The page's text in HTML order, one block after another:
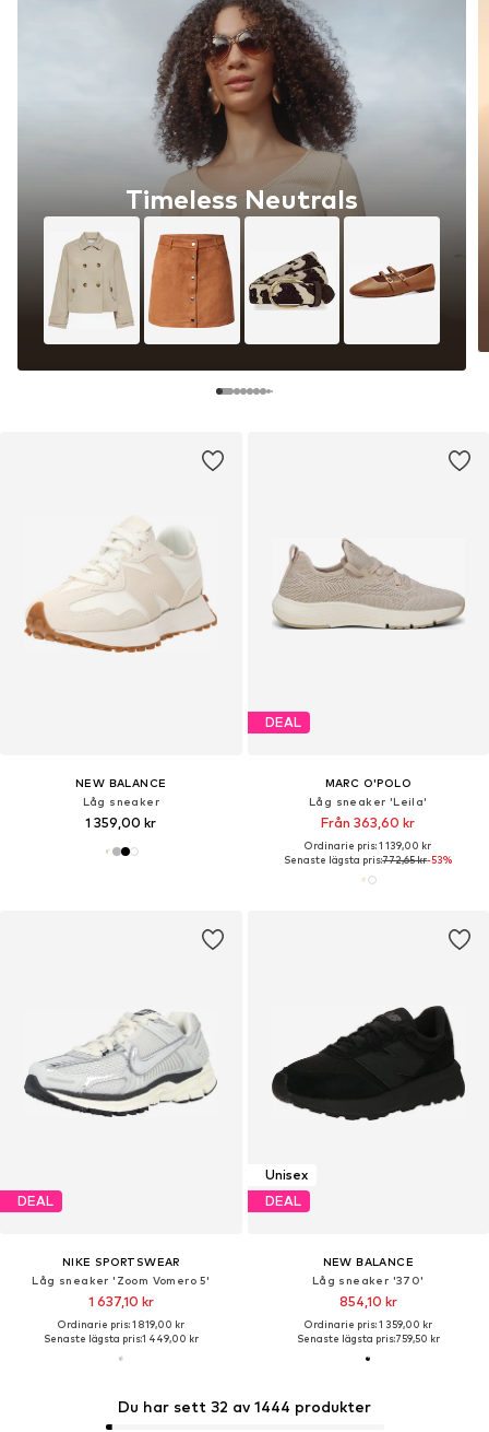
Timeless Neutrals
NEW BALANCE
Låg sneaker
1 359,00 kr
DEAL
MARC O'POLO
Låg sneaker 'Leila'
Från 363,60 kr
Ordinarie pris: 1 139,00 kr
Senaste lägsta pris:772,65 kr-53%
DEAL
NIKE SPORTSWEAR
Låg sneaker 'Zoom Vomero 5'
1 637,10 kr
Ordinarie pris: 1 819,00 kr
Senaste lägsta pris:1 449,00 kr
Unisex
DEAL
NEW BALANCE
Låg sneaker '370'
854,10 kr
Ordinarie pris: 1 359,00 kr
Senaste lägsta pris:759,50 kr
Du har sett 32 av 1444 produkter